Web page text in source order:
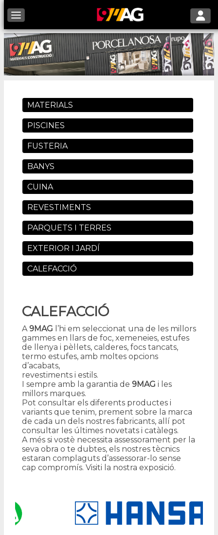
Toggle navigation
MATERIALS
PISCINES
FUSTERIA
BANYS
CUINA
REVESTIMENTS
PARQUETS I TERRES
EXTERIOR I JARDÍ
CALEFACCIÓ
CALEFACCIÓ
A9MAG l’hi em seleccionat una de les millors
gammes en llars de foc, xemeneies, estufes
de llenya i pèl·lets, calderes, focs tancats,
termo estufes, amb moltes opcions
d’acabats,
revestiments i estils.
I sempre amb la garantia de 9MAG i les
millors marques.
Pot consultar els diferents productes i
variants que tenim, prement sobre la marca
de cada un dels nostres fabricants, allí pot
consultar les últimes novetats i catàlegs.
A més si vostè necessita assessorament per la
seva obra o te dubtes, els nostres tècnics
estaran complaguts d’assessorar-lo sense
cap compromís. Visiti la nostra exposició.